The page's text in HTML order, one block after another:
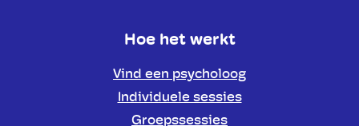
Hoe het werkt
Vind een psycholoog
Individuele sessies
Groepssessies